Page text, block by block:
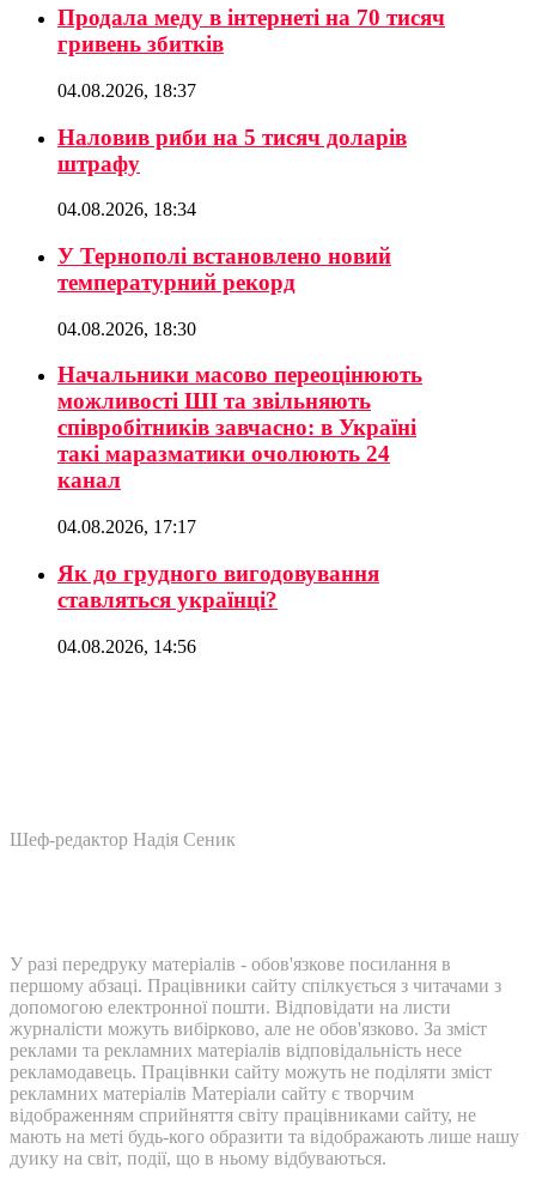
Продала меду в інтернеті на 70 тисяч
гривень збитків
04.08.2026, 18:37
Наловив риби на 5 тисяч доларів
штрафу
04.08.2026, 18:34
У Тернополі встановлено новий
температурний рекорд
04.08.2026, 18:30
Начальники масово переоцінюють
можливості ШІ та звільняють
співробітників завчасно: в Україні
такі маразматики очолюють 24
канал
04.08.2026, 17:17
Як до грудного вигодовування
ставляться українці?
04.08.2026, 14:56
Шеф-редактор Надія Сеник
У разі передруку матеріалів - обов'язкове посилання в
першому абзаці. Працівники сайту спілкується з читачами з
допомогою електронної пошти. Відповідати на листи
журналісти можуть вибірково, але не обов'язково. За зміст
реклами та рекламних матеріалів відповідальність несе
рекламодавець. Працівнки сайту можуть не поділяти зміст
рекламних матеріалів Матеріали сайту є творчим
відображенням сприйняття світу працівниками сайту, не
мають на меті будь-кого образити та відображають лише нашу
дуику на світ, події, що в ньому відбуваються.